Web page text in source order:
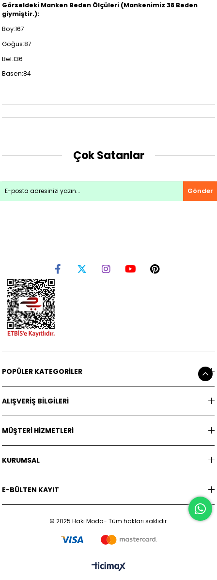
Görseldeki Manken Beden Ölçüleri (Mankenimiz 38 Beden
giymiştir.):
Boy:167
Göğüs:87
Bel:136
Basen:84
Çok Satanlar
Gönder
POPÜLER KATEGORİLER
ALIŞVERİŞ BİLGİLERİ
MÜŞTERİ HİZMETLERİ
KURUMSAL
E-BÜLTEN KAYIT
© 2025 Haki Moda- Tüm hakları saklıdır.